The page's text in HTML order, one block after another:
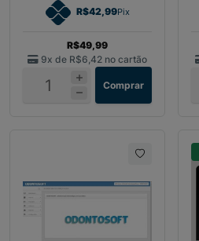
R$42,99Pix
R$49,99
9x de R$6,42 no cartão
Comprar